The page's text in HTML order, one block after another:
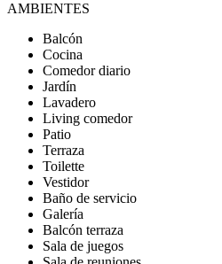
AMBIENTES
Balcón
Cocina
Comedor diario
Jardín
Lavadero
Living comedor
Patio
Terraza
Toilette
Vestidor
Baño de servicio
Galería
Balcón terraza
Sala de juegos